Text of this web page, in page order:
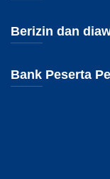
Berizin dan
Bank Peserta